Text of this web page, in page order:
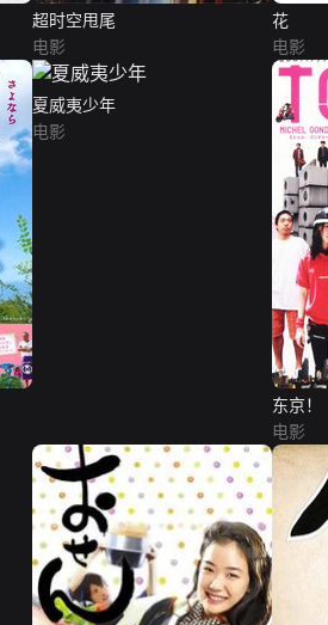
超时空甩尾
电影
花
电影
夏威夷少年
电影
东京！
电影